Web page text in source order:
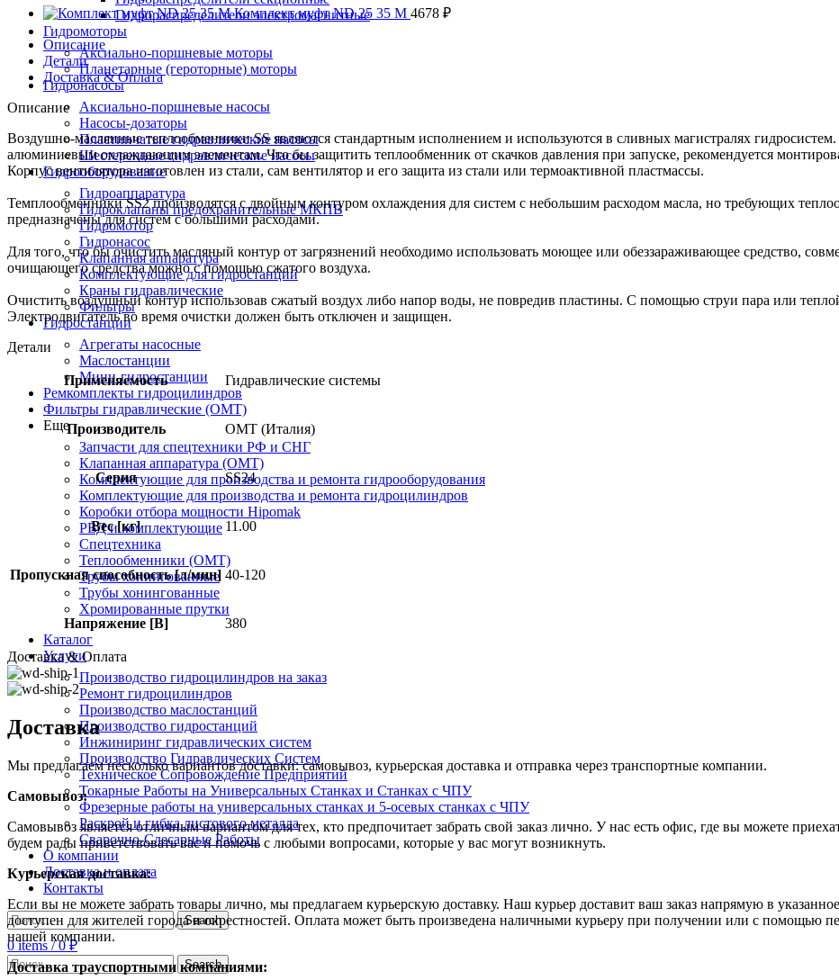
Гидрораспределители электромагнитные
Гидромоторы
Аксиально-поршневые моторы
Планетарные (героторные) моторы
Гидронасосы
Аксиально-поршневые насосы
Насосы-дозаторы
Пластинчатые гидравлические насосы
Шестеренные гидравлические насосы
Гидрооборудование
Гидроаппаратура
Гидроклапаны предохранительные МКПВ
Гидромотор
Гидронасос
Клапанная аппаратура
Комплектующие для гидростанций
Краны гидравлические
Фильтры
Гидростанции
Агрегаты насосные
Маслостанции
Мини-гидростанции
Ремкомплекты гидроцилиндров
Фильтры гидравлические (OMT)
Еще
Запчасти для спецтехники РФ и СНГ
Клапанная аппаратура (OMT)
Комплектующие для производства и ремонта гидрооборудования
Комплектующие для производства и ремонта гидроцилиндров
Коробки отбора мощности Hipomak
РВД и комплектующие
Спецтехника
Теплообменники (OMT)
Трубы хонингованные
Трубы хонингованные
Хромированные прутки
Каталог
Услуги
Производство гидроцилиндров на заказ
Ремонт гидроцилиндров
Производство маслостанций
Производство гидростанций
Инжиниринг гидравлических систем
Производство Гидравлических Систем
Техническое Сопровождение Предприятий
Токарные Работы на Универсальных Станках и Станках с ЧПУ
Фрезерные работы на универсальных станках и 5-осевых станках с ЧПУ
Раскрой и гибка листового металла
Сварочно-Слесарные Работы
О компании
Доставка и оплата
Контакты
Search
0items / 0₽
Search
Комплект муфт ND 25 35 M 4678 ₽
Описание
Детали
Доставка & Оплата
Описание
Воздушно-маслянные теплообменники SS являются стандартным исполнением и используются в сливных магистралях
алюминиевым охлаждающим элементам. Что бы защитить теплообменник от скачков давления при запуске, рекомендуется
Корпус вентилятора изготовлен из стали, сам вентилятор и его защита из стали или термоактивной пластмассы.
Темплообменники SS2 производятся с двойным контуром охлаждения для систем с небольшим расходом масла, но требующих
предназначены для систем с большими расходами.
Для того, что бы очистить масляный контур от загрязнений необходимо использовать моющее или обеззараживающее средство,
очищающего средства можно с помощью сжатого воздуха.
Очистить воздушный контур использовав сжатый воздух либо напор воды, не повредив пластины. С помощью струи пара или
Электродвигатель во время очистки должен быть отключен и защищен.
Детали
Применяемость Гидравлические системы
Производитель OMT (Италия)
Серия SS24
Вес [кг] 11.00
Пропускная способность [л/мин] 40-120
Напряжение [В] 380
Доставка & Оплата
Доставка
Мы предлагаем несколько вариантов доставки: самовывоз, курьерская доставка и отправка через транспортные компании.
Самовывоз:
Самовывоз является отличным вариантом для тех, кто предпочитает забрать свой заказ лично. У нас есть офис, где вы можете
будем рады приветствовать вас и помочь с любыми вопросами, которые у вас могут возникнуть.
Курьерская доставка:
Если вы не можете забрать товары лично, мы предлагаем курьерскую доставку. Наш курьер доставит ваш заказ напрямую в
доступен для жителей города и окрестностей. Оплата может быть произведена наличными курьеру при получении или с помощью
нашей компании.
Доставка траyспортными компаниями: